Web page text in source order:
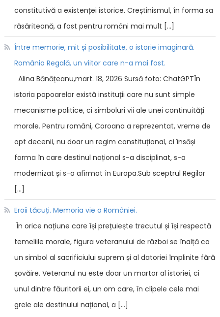
constitutivă a existenței istorice. Creștinismul, în forma sa
răsăriteană, a fost pentru români mai mult […]
Între memorie, mit și posibilitate, o istorie imaginară.
România Regală, un viitor care n-a mai fost.
Alina Bănățeanu,mart. 18, 2026 Sursă foto: ChatGPTÎn
istoria popoarelor există instituții care nu sunt simple
mecanisme politice, ci simboluri vii ale unei continuități
morale. Pentru români, Coroana a reprezentat, vreme de
opt decenii, nu doar un regim constituțional, ci însăși
forma în care destinul național s-a disciplinat, s-a
modernizat și s-a afirmat în Europa.Sub sceptrul Regilor
[…]
Eroii tăcuți. Memoria vie a României.
În orice națiune care își prețuiește trecutul și își respectă
temeliile morale, figura veteranului de război se înalță ca
un simbol al sacrificiului suprem și al datoriei împlinite fără
șovăire. Veteranul nu este doar un martor al istoriei, ci
unul dintre făuritorii ei, un om care, în clipele cele mai
grele ale destinului național, a […]